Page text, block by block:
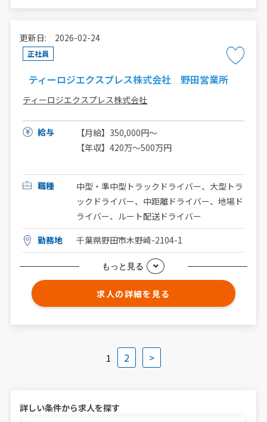
更新日: 2026-02-24
正社員
ティーロジエクスプレス株式会社 野田営業所
ティーロジエクスプレス株式会社
給与
【月給】350,000円～
【年収】420万～500万円
職種
中型・準中型トラックドライバー、大型トラ
ックドライバー、中距離ドライバー、地場ド
ライバー、ルート配送ドライバー
勤務地
千葉県野田市木野崎-2104-1
もっと見る
求人の詳細を見る
1 2 >
詳しい条件から求人を探す